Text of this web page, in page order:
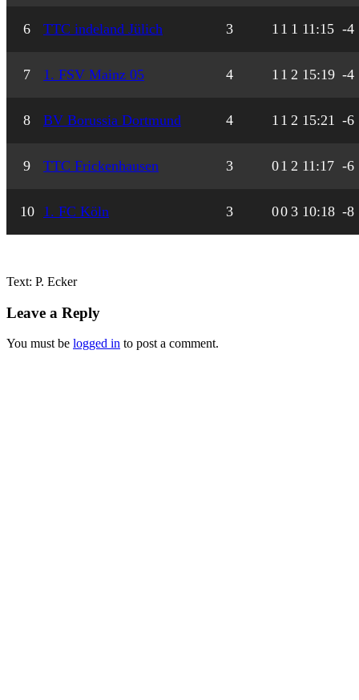
6 TTC indeland Jülich 3 1 1 1 11:15 -4
7 1. FSV Mainz 05 4 1 1 2 15:19 -4
8 BV Borussia Dortmund 4 1 1 2 15:21 -6
9 TTC Frickenhausen 3 01 2 11:17 -6
10 1. FC Köln 3 00 3 10:18 -8
Text: P. Ecker
Leave a Reply
You must be logged in to post a comment.